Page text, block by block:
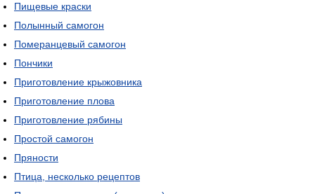
Пищевые краски
Полынный самогон
Померанцевый самогон
Пончики
Приготовление крыжовника
Приготовление плова
Приготовление рябины
Простой самогон
Пряности
Птица, несколько рецептов